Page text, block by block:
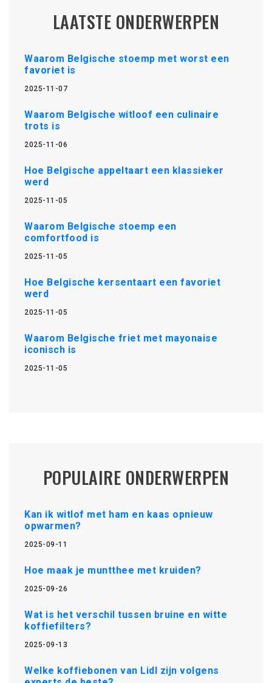
LAATSTE ONDERWERPEN
Waarom Belgische stoemp met worst een
favoriet is
2025-11-07
Waarom Belgische witloof een culinaire
trots is
2025-11-06
Hoe Belgische appeltaart een klassieker
werd
2025-11-05
Waarom Belgische stoemp een
comfortfood is
2025-11-05
Hoe Belgische kersentaart een favoriet
werd
2025-11-05
Waarom Belgische friet met mayonaise
iconisch is
2025-11-05
POPULAIRE ONDERWERPEN
Kan ik witlof met ham en kaas opnieuw
opwarmen?
2025-09-11
Hoe maak je muntthee met kruiden?
2025-09-26
Wat is het verschil tussen bruine en witte
koffiefilters?
2025-09-13
Welke koffiebonen van Lidl zijn volgens